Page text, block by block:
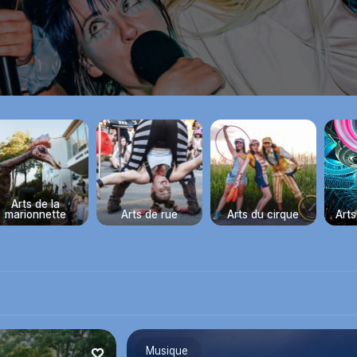
Arts de la
marionnette
Arts de rue Arts du cirque
Musique